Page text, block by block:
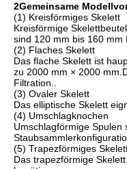
2Gemeinsame
(1) Kreisförmiges Skelett
Kreisförmige
sind 120 mm bis 160 mm
(2) Flaches Skelett
Das flache Skelett ist
zu 2000 mm × 2000
Filtration..
(3) Ovaler Skelett
Das elliptische Skelett
(4) Umschlagknochen
Umschlagförmige
(5) Trapezförmiges
Das trapezförmige